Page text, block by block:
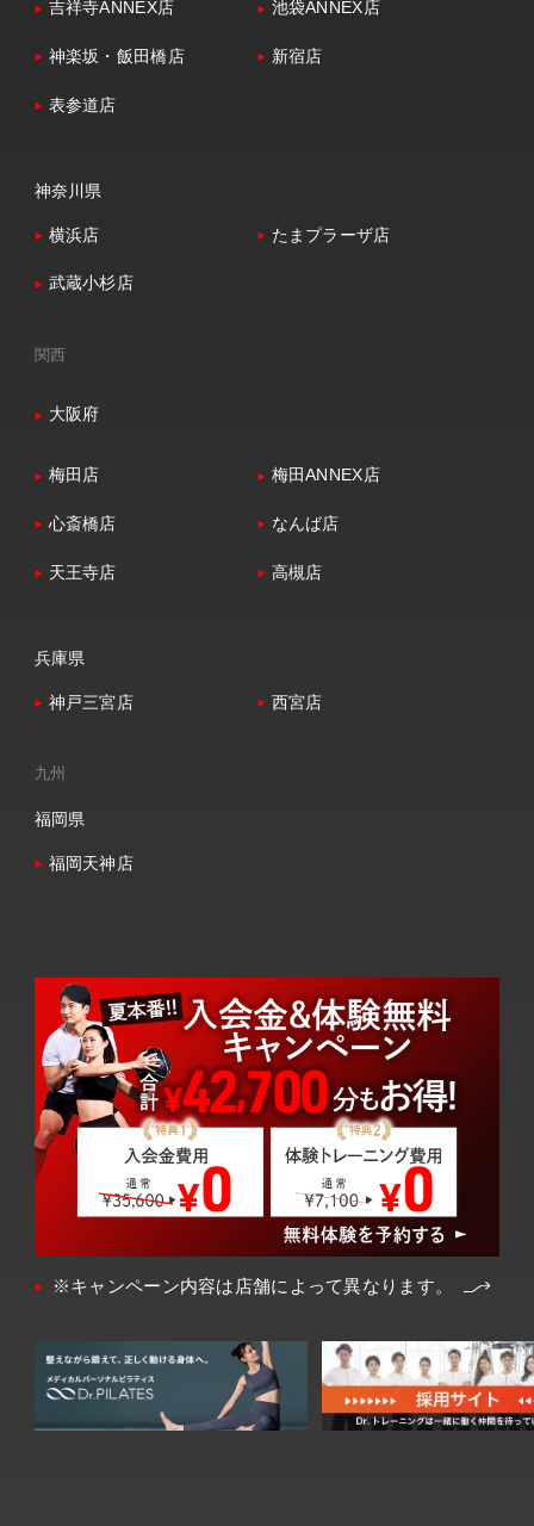
吉祥寺ANNEX店 池袋ANNEX店
神楽坂・飯田橋店 新宿店
表参道店
神奈川県
横浜店 たまプラーザ店
武蔵小杉店
関西
大阪府
梅田店 梅田ANNEX店
心斎橋店 なんば店
天王寺店 高槻店
兵庫県
神戸三宮店 西宮店
九州
福岡県
福岡天神店
※キャンペーン内容は店舗によって異なります。